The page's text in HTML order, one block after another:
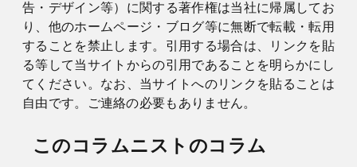
告・デザイン等）に関する著作権は当社に帰属してお
り、他のホームページ・ブログ等に無断で転載・転用
することを禁止します。引用する場合は、リンクを貼
る等して当サイトからの引用であることを明らかにし
てください。なお、当サイトへのリンクを貼ることは
自由です。ご連絡の必要もありません。
このコラムニストのコラム